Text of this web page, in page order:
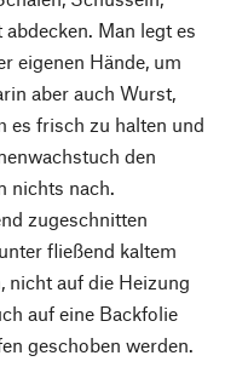
Man legt es
eigenen Hände, um
aber auch Wurst,
es frisch zu halten und
den
nichts nach.
zugeschnitten
fließend kaltem
nicht auf die Heizung
auf eine Backfolie
geschoben werden.